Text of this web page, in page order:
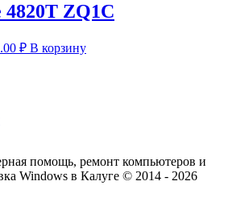
ZQ1C
₽Текущая
цена:
В корзину
помощь, ремонт компьютеров и
Windows в Калуге © 2014 - 2026